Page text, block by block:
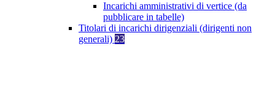
Incarichi amministrativi di vertice (da
pubblicare in tabelle)
Titolari di incarichi dirigenziali (dirigenti non
generali) 23